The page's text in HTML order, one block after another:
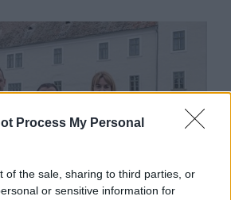
Process My Personal
of the sale, sharing to third parties, or
or sensitive information for